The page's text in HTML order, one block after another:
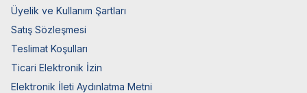
Üyelik ve Kullanım Şartları
Satış Sözleşmesi
Teslimat Koşulları
Ticari Elektronik İzin
Elektronik İleti Aydınlatma Metni